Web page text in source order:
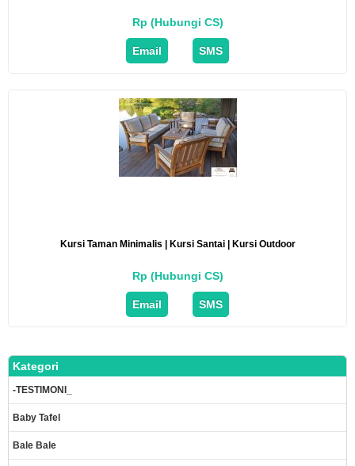
Rp (Hubungi CS)
Email SMS
Kursi Taman Minimalis | Kursi Santai | Kursi Outdoor
Rp (Hubungi CS)
Email SMS
Kategori
-TESTIMONI_
Baby Tafel
Bale Bale